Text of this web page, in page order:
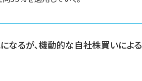
るが、機動的な自社株買いによ